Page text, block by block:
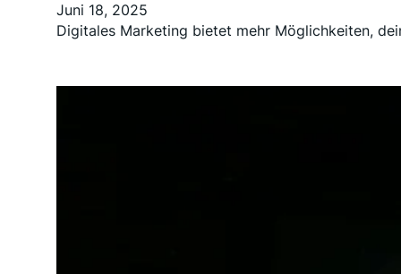
Juni 18, 2025
Digitales Marketing bietet mehr Möglichkeiten,